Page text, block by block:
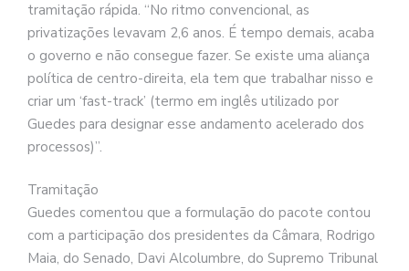
tramitação rápida. “No ritmo convencional, as
privatizações levavam 2,6 anos. É tempo demais, acaba
o governo e não consegue fazer. Se existe uma aliança
política de centro-direita, ela tem que trabalhar nisso e
criar um ‘fast-track’ (termo em inglês utilizado por
Guedes para designar esse andamento acelerado dos
processos)”.
Tramitação
Guedes comentou que a formulação do pacote contou
com a participação dos presidentes da Câmara, Rodrigo
Maia, do Senado, Davi Alcolumbre, do Supremo Tribunal